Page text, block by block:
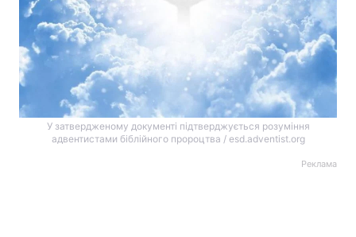
У затвердженому документі підтверджується розуміння
адвентистами біблійного пророцтва / esd.adventist.org
Реклама